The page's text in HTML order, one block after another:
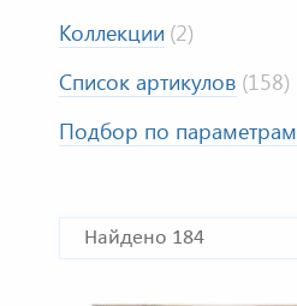
Коллекции (2)
Список артикулов (158)
Подбор по параметрам
Найдено 184